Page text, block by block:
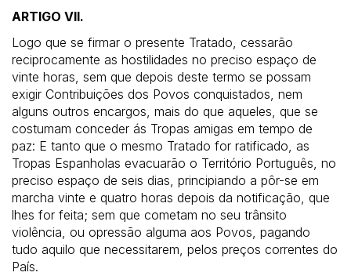
ARTIGO VII.
Logo que se firmar o presente Tratado, cessarão
reciprocamente as hostilidades no preciso espaço de
vinte horas, sem que depois deste termo se possam
exigir Contribuições dos Povos conquistados, nem
alguns outros encargos, mais do que aqueles, que se
costumam conceder ás Tropas amigas em tempo de
paz: E tanto que o mesmo Tratado for ratificado, as
Tropas Espanholas evacuarão o Território Português, no
preciso espaço de seis dias, principiando a pôr-se em
marcha vinte e quatro horas depois da notificação, que
lhes for feita; sem que cometam no seu trânsito
violência, ou opressão alguma aos Povos, pagando
tudo aquilo que necessitarem, pelos preços correntes do
País.